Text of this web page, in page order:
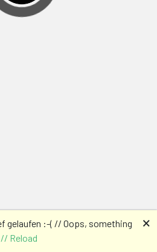
gelaufen :-( // Oops, something
Reload
🗙